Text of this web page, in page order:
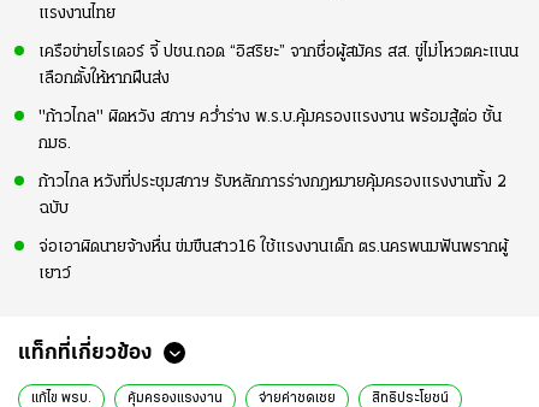
แรงงานไทย
เครือข่ายไรเดอร์ จี้ ปชน.ถอด “อิสริยะ” จากชื่อผู้สมัคร สส. ขู่ไม่โหวตคะแนน
เลือกตั้งให้หากฝืนส่ง
"ก้าวไกล" ผิดหวัง สภาฯ คว่ำร่าง พ.ร.บ.คุ้มครองแรงงาน พร้อมสู้ต่อ ชั้น
กมธ.
ก้าวไกล หวังที่ประชุมสภาฯ รับหลักการร่างกฎหมายคุ้มครองแรงงานทั้ง 2
ฉบับ
จ่อเอาผิดนายจ้างหื่น ข่มขืนสาว16 ใช้แรงงานเด็ก ตร.นครพนมฟันพรากผู้
เยาว์
แท็กที่เกี่ยวข้อง
แก้ไข พรบ. คุ้มครองแรงงาน จ่ายค่าชดเชย สิทธิประโยชน์